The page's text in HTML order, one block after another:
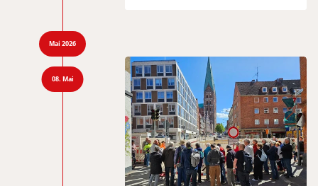
Mai 2026
08. Mai